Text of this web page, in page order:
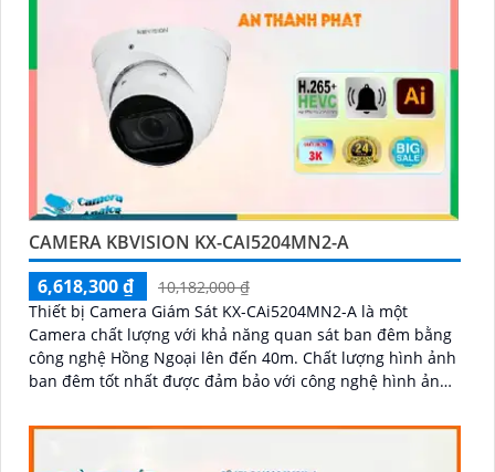
CAMERA KBVISION KX-CAI5204MN2-A
6,618,300 ₫
10,182,000 ₫
Thiết bị Camera Giám Sát KX-CAi5204MN2-A là một
Camera chất lượng với khả năng quan sát ban đêm bằng
công nghệ Hồng Ngoại lên đến 40m. Chất lượng hình ảnh
ban đêm tốt nhất được đảm bảo với công nghệ hình ảnh